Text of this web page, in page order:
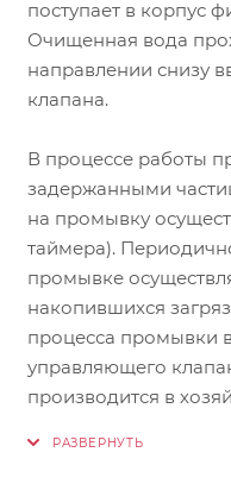
поступает в корпус
Очищенная вода
направлении снизу
клапана.
В процессе работы
задержанными
на промывку
таймера).
промывке
накопившихся
процесса промывки
управляющего
производится в